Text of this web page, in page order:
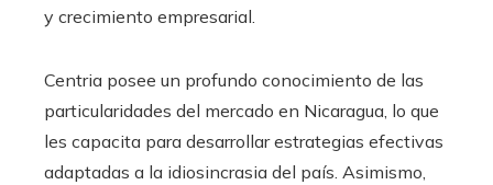
y crecimiento empresarial.
Centria posee un profundo conocimiento de las
particularidades del mercado en Nicaragua, lo que
les capacita para desarrollar estrategias efectivas
adaptadas a la idiosincrasia del país. Asimismo,